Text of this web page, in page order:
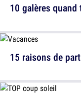
15 raisons de
10 galères